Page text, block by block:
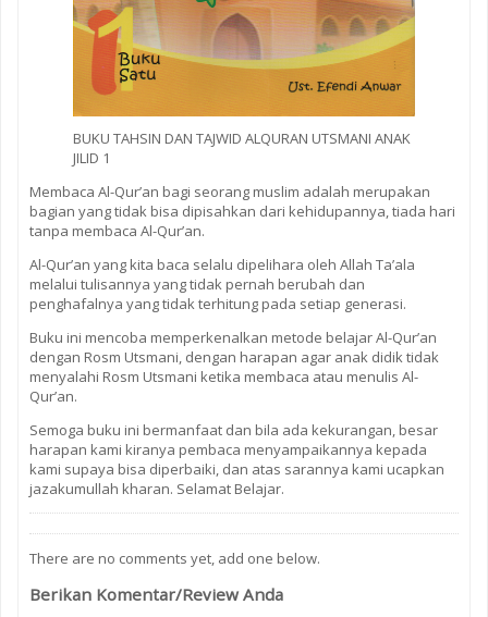
BUKU TAHSIN DAN TAJWID ALQURAN UTSMANI ANAK
JILID 1
Membaca Al-Qur’an bagi seorang muslim adalah merupakan
bagian yang tidak bisa dipisahkan dari kehidupannya, tiada hari
tanpa membaca Al-Qur’an.
Al-Qur’an yang kita baca selalu dipelihara oleh Allah Ta’ala
melalui tulisannya yang tidak pernah berubah dan
penghafalnya yang tidak terhitung pada setiap generasi.
Buku ini mencoba memperkenalkan metode belajar Al-Qur’an
dengan Rosm Utsmani, dengan harapan agar anak didik tidak
menyalahi Rosm Utsmani ketika membaca atau menulis Al-
Qur’an.
Semoga buku ini bermanfaat dan bila ada kekurangan, besar
harapan kami kiranya pembaca menyampaikannya kepada
kami supaya bisa diperbaiki, dan atas sarannya kami ucapkan
jazakumullah kharan. Selamat Belajar.
There are no comments yet, add one below.
Berikan Komentar/Review Anda